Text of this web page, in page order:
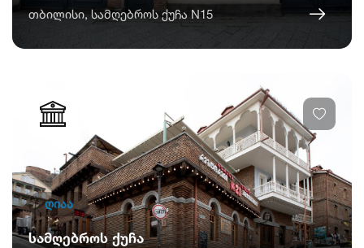
თბილისი, სამღებროს ქუჩა N15
ღიაა
სამღებროს ქუჩა